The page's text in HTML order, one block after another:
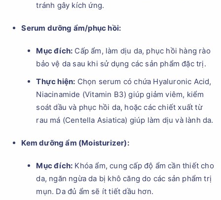
tránh gây kích ứng.
Serum dưỡng ẩm/phục hồi:
Mục đích: Cấp ẩm, làm dịu da, phục hồi hàng rào
bảo vệ da sau khi sử dụng các sản phẩm đặc trị.
Thực hiện: Chọn serum có chứa Hyaluronic Acid,
Niacinamide (Vitamin B3) giúp giảm viêm, kiểm
soát dầu và phục hồi da, hoặc các chiết xuất từ
rau má (Centella Asiatica) giúp làm dịu và lành da.
Kem dưỡng ẩm (Moisturizer):
Mục đích: Khóa ẩm, cung cấp độ ẩm cần thiết cho
da, ngăn ngừa da bị khô căng do các sản phẩm trị
mụn. Da đủ ẩm sẽ ít tiết dầu hơn.